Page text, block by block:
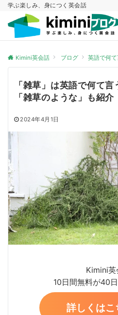
学ぶ楽しみ、身につく英会話
Kimini英会話 ブログ 英語で何て
「雑草」は英語で何て言
「雑草のような」も紹介
2024年4月1日
Kimini英
10日間無料が40
詳しくはこ